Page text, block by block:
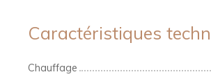
Caractéristiques
Chauffage